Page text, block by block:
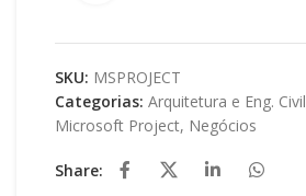
SKU: MSPROJECT
Categorias: Arquitetura e Eng. Civil
Microsoft Project, Negócios
Share: